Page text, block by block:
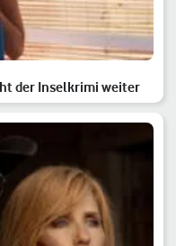
der Inselkrimi weiter